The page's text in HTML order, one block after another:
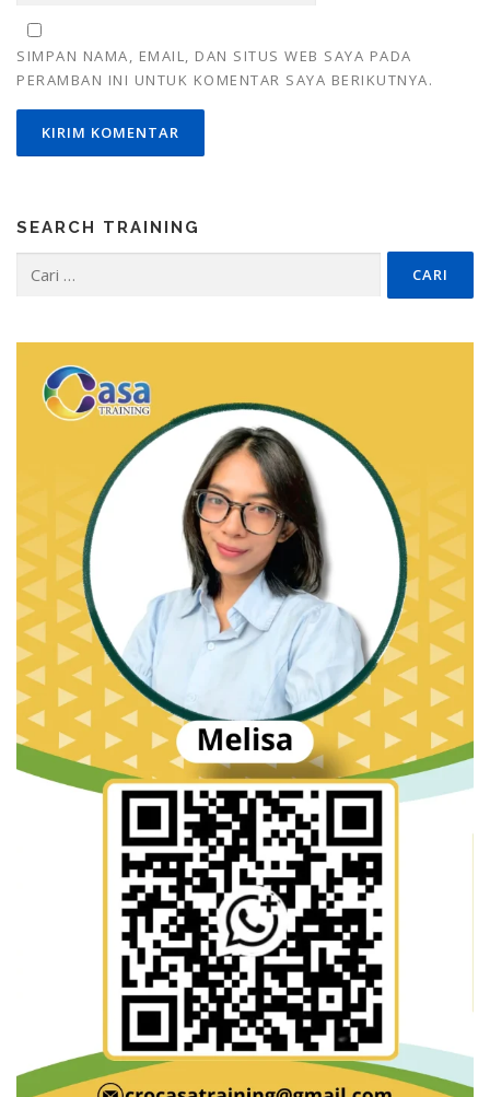
SIMPAN NAMA, EMAIL, DAN SITUS WEB SAYA PADA
PERAMBAN INI UNTUK KOMENTAR SAYA BERIKUTNYA.
SEARCH TRAINING
untuk: